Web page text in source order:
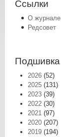
Ссылки
О журнале
Редсовет
Подшивка
2026 (52)
2025 (131)
2023 (39)
2022 (30)
2021 (97)
2020 (207)
2019 (194)